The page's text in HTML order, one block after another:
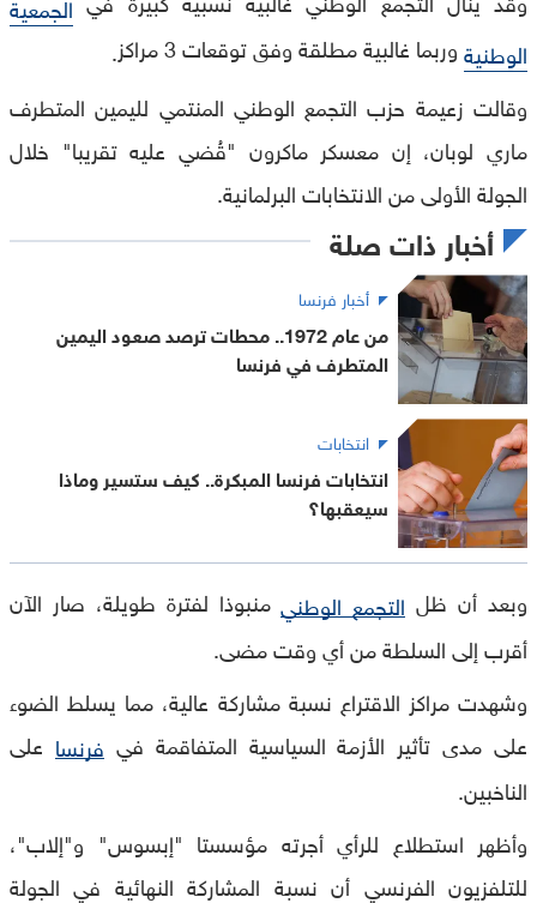
الوطنيةوربما غالبية مطلقة وفق توقعات 3 مراكز
.
وقالت زعيمة حزب التجمع الوطني المنتمي لليمين المتطرف
ماري لوبان، إن معسكر ماكرون "قُضي عليه تقريبا" خلال
الجولة الأولى من الانتخابات البرلمانية.
أخبار ذات صلة
أخبار فرنسا
من عام 1972.. محطات ترصد صعود اليمين
المتطرف في فرنسا
انتخابات
انتخابات فرنسا المبكرة.. كيف ستسير وماذا
سيعقبها؟
وبعد أن ظل التجمع الوطني منبوذا لفترة طويلة، صار الآن
أقرب إلى السلطة من أي وقت مضى.
وشهدت مراكز الاقتراع نسبة مشاركة عالية، مما يسلط الضوء
على مدى تأثير الأزمة السياسية المتفاقمة في فرنسا على
الناخبين.
وأظهر استطلاع للرأي أجرته مؤسستا "إبسوس" و"إلاب"،
للتلفزيون الفرنسي أن نسبة المشاركة النهائية في الجولة